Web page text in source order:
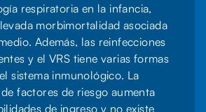
respiratoria en la infancia,
morbimortalidad asociada
Además, las reinfecciones
y el VRS tiene varias formas
sistema inmunológico. La
factores de riesgo aumenta
de ingreso y no existe